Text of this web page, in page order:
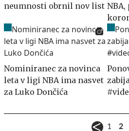
neumnosti obrnil nov list NBA,
Nominiranec za novinca
leta v ligi NBA ima nasvet
za Luko Dončića
1 2